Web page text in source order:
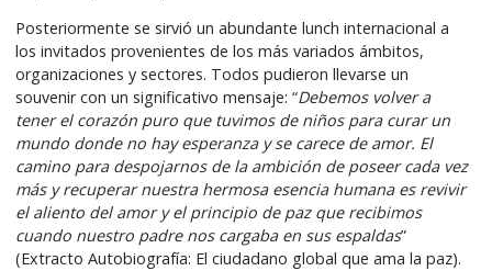
Posteriormente se sirvió un abundante lunch internacional a
los invitados provenientes de los más variados ámbitos,
organizaciones y sectores. Todos pudieron llevarse un
souvenir con un significativo mensaje: “Debemos volver a
tener el corazón puro que tuvimos de niños para curar un
mundo donde no hay esperanza y se carece de amor. El
camino para despojarnos de la ambición de poseer cada vez
más y recuperar nuestra hermosa esencia humana es revivir
el aliento del amor y el principio de paz que recibimos
cuando nuestro padre nos cargaba en sus espaldas”
(Extracto Autobiografía: El ciudadano global que ama la paz).